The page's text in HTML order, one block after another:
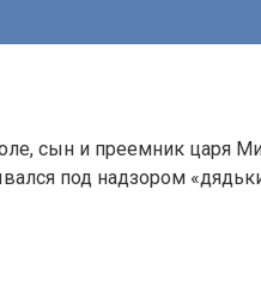
сын и преемник царя
под надзором